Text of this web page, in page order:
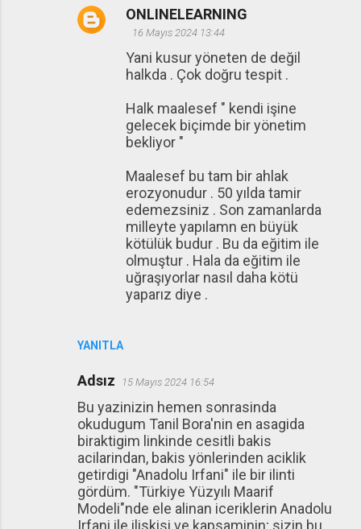
YANITLA
ONLINELEARNING
16 Mayıs 2024 13:44
Yani kusur yöneten de değil
halkda . Çok doğru tespit .
Halk maalesef " kendi işine
gelecek biçimde bir yönetim
bekliyor "
Maalesef bu tam bir ahlak
erozyonudur . 50 yılda tamir
edemezsiniz . Son zamanlarda
milleyte yapılamn en büyük
kötülük budur . Bu da eğitim ile
olmuştur . Hala da eğitim ile
uğraşıyorlar nasıl daha kötü
yaparız diye .
Adsız 15 Mayıs 2024 16:54
Bu yazinizin hemen sonrasinda
okudugum Tanil Bora'nin en asagida
biraktigim linkinde cesitli bakis
acilarindan, bakis yönlerinden aciklik
getirdigi "Anadolu Irfani" ile bir ilinti
gördüm. "Türkiye Yüzyılı Maarif
Modeli"nde ele alinan iceriklerin Anadolu
Irfani ile iliskisi ve kapsaminin; sizin bu